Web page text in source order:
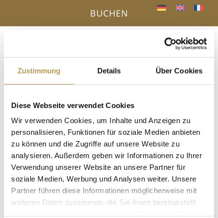
Zustimmung Details Über Cookies
Diese Webseite verwendet Cookies
Wir verwenden Cookies, um Inhalte und Anzeigen zu
personalisieren, Funktionen für soziale Medien anbieten
zu können und die Zugriffe auf unsere Website zu
analysieren. Außerdem geben wir Informationen zu Ihrer
Verwendung unserer Website an unsere Partner für
soziale Medien, Werbung und Analysen weiter. Unsere
Partner führen diese Informationen möglicherweise mit
weiteren Daten zusammen, die Sie ihnen bereitgestellt
a Menü
BUCHEN
« Alle Veranstaltungen
Diese Veranstaltung hat bereits stattgefunden.
Autogenes Training mit Rosi
9. Oktober 2025, 12:15-13:15
im Gymnastikraum, Anmeldung erforderlich!